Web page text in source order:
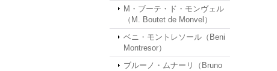
M・ブーテ・ド・モンヴェル
（M. Boutet de Monvel）
ベニ・モントレソール（Beni
Montresor）
ブルーノ・ムナーリ（Bruno